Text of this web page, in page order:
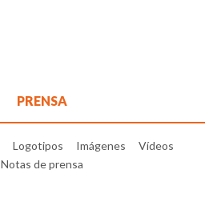
PRENSA
Logotipos Imágenes
Vídeos
Notas de prensa